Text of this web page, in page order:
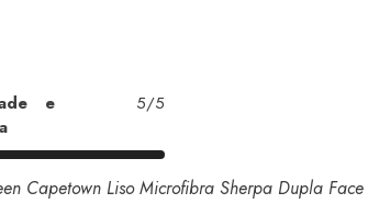
e
5/5
Capetown Liso Microfibra Sherpa Dupla Face